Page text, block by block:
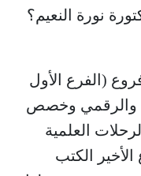
نورة النعيم؟
15 منحة مقسمة على 3 فروع (الفرع الأول
والرقمي وخصص
الرحلات العلمية
والفرع الأخير الكتب